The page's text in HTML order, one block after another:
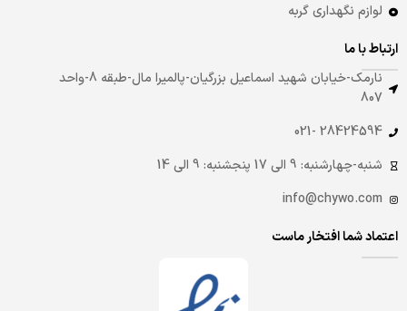
لوازم نگهداری گربه
ارتباط با ما
نارمک-خیابان شهید اسماعیل بزرگیان-پالمیرا مال-طبقه 8-واحد
807
28424594 -021
شنبه-چهارشنبه: 9 الی 17 پنجشنبه: 9 الی 14
info@chywo.com
اعتماد شما افتخار ماست